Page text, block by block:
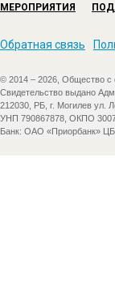
МЕРОПРИЯТИЯ
Обратная связь
© 2014 – 2026, Общество с
Свидетельство выдано
212030, РБ, г. Могилев ул.
УНП 790867878, ОКПО
Банк: ОАО «Приорбанк»